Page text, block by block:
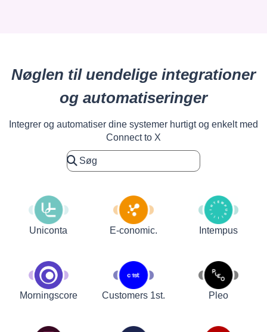
Nøglen til uendelige integrationer
og automatiseringer
Integrer og automatiser dine systemer hurtigt og enkelt med
Connect to X
Uniconta E-conomic. Intempus
Morningscore Customers 1st. Pleo